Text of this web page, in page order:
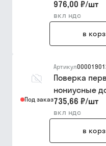
976,00 ₽/шт
вкл ндс
в
Под заказ
Артикул
Поверка
нониусные
735,66 ₽/шт
вкл ндс
в